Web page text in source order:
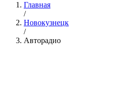
Главная
/
Новокузнецк
/
Авторадио